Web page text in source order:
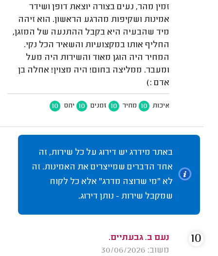
זמין מהר, נעים בצורה יוצאת דופן ושידר
אמינות ושקיפות מהרגע הראשון. הוא זיהה
מיד שהבעיה היא בקבל ההתנעה של המזגן,
החליף אותו במקצועיות והשאיר הכל נקי.
המחיר היה הוגן מאוד והשירות היה מעל
ומעבר. ממליצה בחום! היה מצוין! אחלה בן
אדם :)
איכות 10 מחיר 10 זמנים 10 יחס 10
באתר מידרג יש דירוג על כל שירות, זה
אחד הדברים שמייצרים את האמינות. זה
לא "מי שרוצה מדרג" אלא כל לקוח
שמקבל שירות - נותן דירוג.
נעם ב. גבעתיים.
משוב: 30/06/2026
10